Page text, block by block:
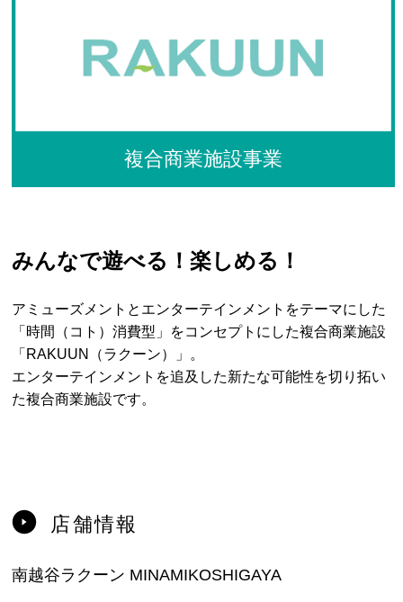
複合商業施設事業
みんなで遊べる！楽しめる！
アミューズメントとエンターテインメントをテーマにした
「時間（コト）消費型」をコンセプトにした複合商業施設
「RAKUUN（ラクーン）」。
エンターテインメントを追及した新たな可能性を切り拓い
た複合商業施設です。
店舗情報
南越谷ラクーン MINAMIKOSHIGAYA